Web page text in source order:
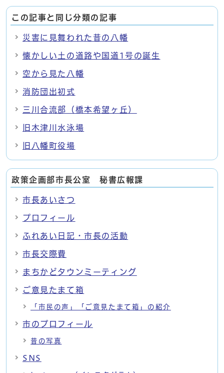
この記事と同じ分類の記事
災害に見舞われた昔の八幡
懐かしい土の道路や国道1号の誕生
空から見た八幡
消防団出初式
三川合流部（橋本希望ヶ丘）
旧木津川水泳場
旧八幡町役場
政策企画部市長公室 秘書広報課
市長あいさつ
プロフィール
ふれあい日記・市長の活動
市長交際費
まちかどタウンミーティング
ご意見たまて箱
「市民の声」「ご意見たまて箱」の紹介
市のプロフィール
昔の写真
SNS